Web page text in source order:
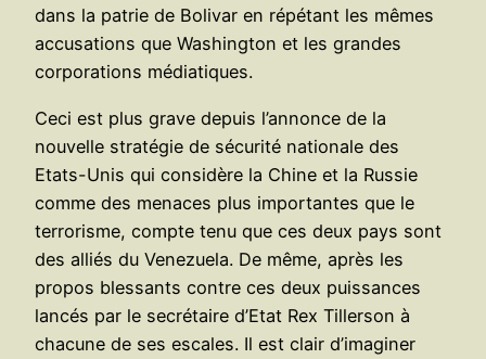
dans la patrie de Bolivar en répétant les mêmes
accusations que Washington et les grandes
corporations médiatiques.
Ceci est plus grave depuis l’annonce de la
nouvelle stratégie de sécurité nationale des
Etats-Unis qui considère la Chine et la Russie
comme des menaces plus importantes que le
terrorisme, compte tenu que ces deux pays sont
des alliés du Venezuela. De même, après les
propos blessants contre ces deux puissances
lancés par le secrétaire d’Etat Rex Tillerson à
chacune de ses escales. Il est clair d’imaginer